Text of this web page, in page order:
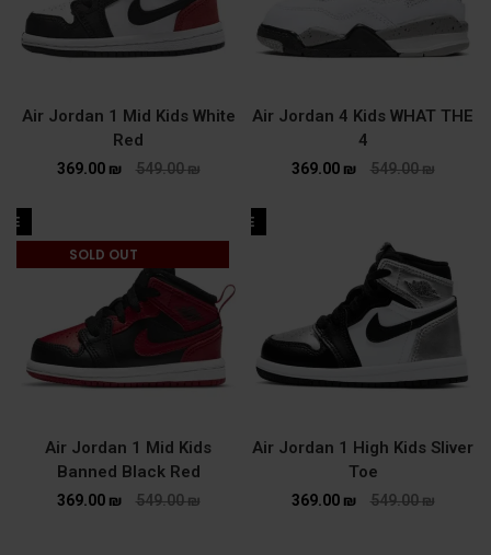
Air Jordan 4 Kids WHAT THE
4
549.00₪
369.00 ₪
Air Jordan 1 Mid Kids White
Red
549.00₪
369.00 ₪
SALE
Air Jordan 1 High Kids Sliver
Toe
549.00₪
369.00 ₪
SOLD OUT
Air Jordan 1 Mid Kids
Banned Black Red
549.00₪
369.00 ₪